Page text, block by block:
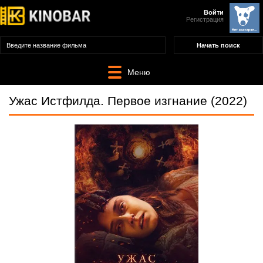
Войти
Регистрация
Меню
Ужас Истфилда. Первое изгнание (2022)